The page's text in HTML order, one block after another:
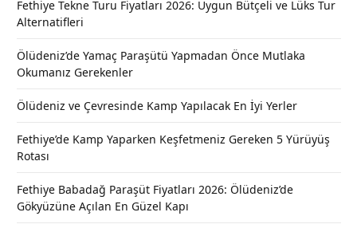
Fethiye Tekne Turu Fiyatları 2026: Uygun Bütçeli ve Lüks Tur
Alternatifleri
Ölüdeniz’de Yamaç Paraşütü Yapmadan Önce Mutlaka
Okumanız Gerekenler
Ölüdeniz ve Çevresinde Kamp Yapılacak En İyi Yerler
Fethiye’de Kamp Yaparken Keşfetmeniz Gereken 5 Yürüyüş
Rotası
Fethiye Babadağ Paraşüt Fiyatları 2026: Ölüdeniz’de
Gökyüzüne Açılan En Güzel Kapı